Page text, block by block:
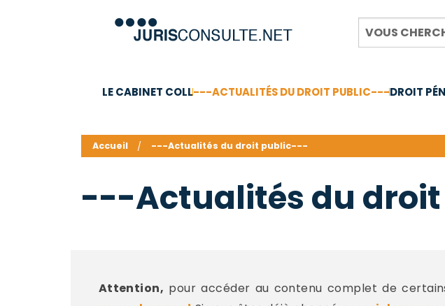
LE CABINET COLL---ACTUALITÉS DU DROIT PUBLIC---DROIT
Accueil ---Actualités du droit public---
---Actualités du
Attention, pour accéder au contenu complet de